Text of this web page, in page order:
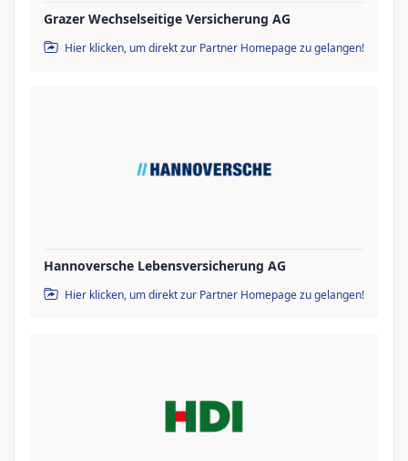
Grazer Wechselseitige Versicherung AG
Hier klicken, um direkt zur Partner Homepage zu gelangen!
Hannoversche Lebensversicherung AG
Hier klicken, um direkt zur Partner Homepage zu gelangen!